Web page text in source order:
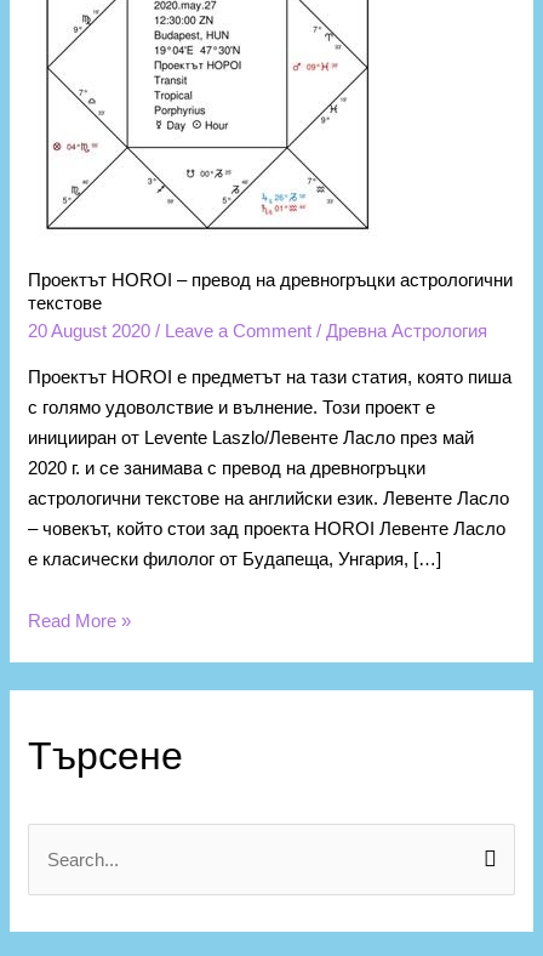
Проектът HOROI – превод на древногръцки астрологични
текстове
20 August 2020/ Leave a Comment / Древна Астрология
Проектът HOROI е предметът на тази статия, която пиша
с голямо удоволствие и вълнение. Този проект е
иницииран от Levente Laszlo/Левенте Ласло през май
2020 г. и се занимава с превод на древногръцки
астрологични текстове на английски език. Левенте Ласло
– човекът, който стои зад проекта HOROI Левенте Ласло
е класически филолог от Будапеща, Унгария, […]
древногръцки
астрологични
текстове
Read More »
Търсене
e
a
а